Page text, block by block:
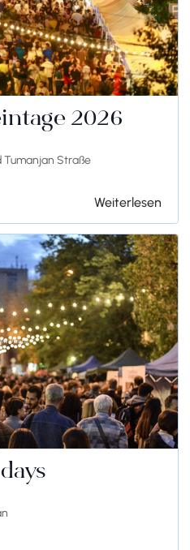
2026
Tumanjan Straße
Weiterlesen